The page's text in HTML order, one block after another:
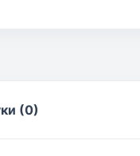
(0)